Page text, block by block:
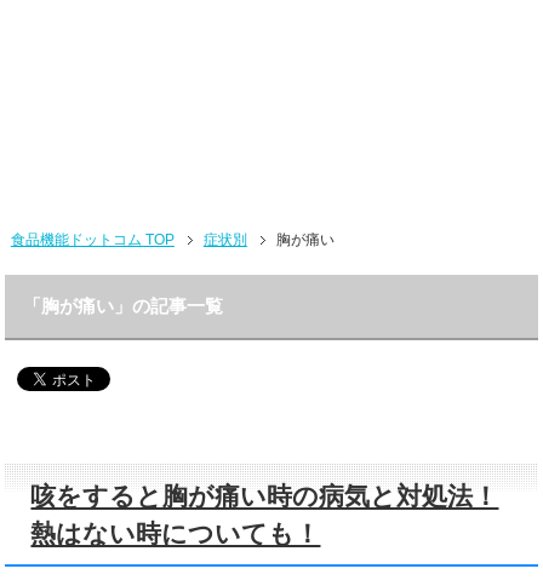
食品機能ドットコム TOP 症状別 胸が痛い
「胸が痛い」の記事一覧
咳をすると胸が痛い時の病気と対処法！
熱はない時についても！